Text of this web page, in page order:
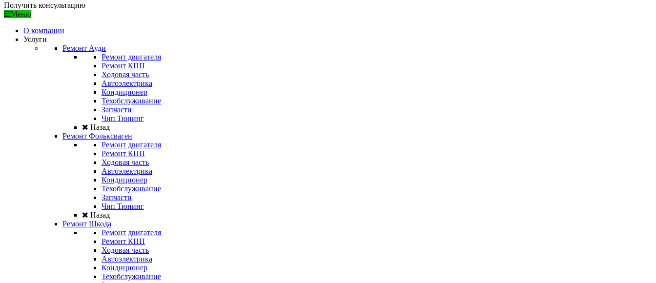
Получить консультацию
Меню
О компании
Услуги
Ремонт Ауди
Ремонт двигателя
Ремонт КПП
Ходовая часть
Автоэлектрика
Кондиционер
Техобслуживание
Запчасти
Чип Тюнинг
Назад
Ремонт Фольксваген
Ремонт двигателя
Ремонт КПП
Ходовая часть
Автоэлектрика
Кондиционер
Техобслуживание
Запчасти
Чип Тюнинг
Назад
Ремонт Шкода
Ремонт двигателя
Ремонт КПП
Ходовая часть
Автоэлектрика
Кондиционер
Техобслуживание